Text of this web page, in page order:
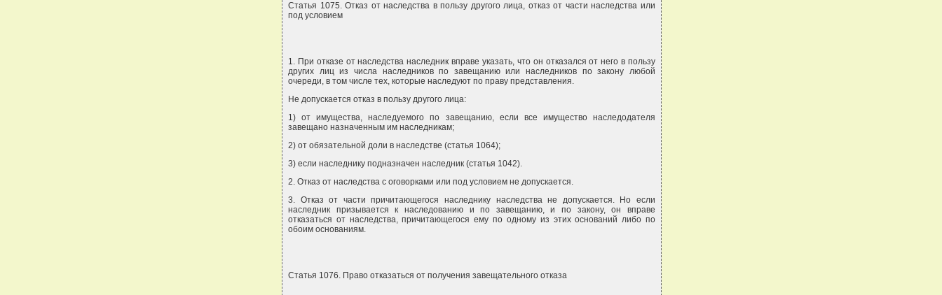
Статья 1075. Отказ от наследства в пользу другого лица, отказ от части наследства или
под условием
1. При отказе от наследства наследник вправе указать, что он отказался от него в пользу
других лиц из числа наследников по завещанию или наследников по закону любой
очереди, в том числе тех, которые наследуют по праву представления.
Не допускается отказ в пользу другого лица:
1) от имущества, наследуемого по завещанию, если все имущество наследодателя
завещано назначенным им наследникам;
2) от обязательной доли в наследстве (статья 1064);
3) если наследнику подназначен наследник (статья 1042).
2. Отказ от наследства с оговорками или под условием не допускается.
3. Отказ от части причитающегося наследнику наследства не допускается. Но если
наследник призывается к наследованию и по завещанию, и по закону, он вправе
отказаться от наследства, причитающегося ему по одному из этих оснований либо по
обоим основаниям.
Статья 1076. Право отказаться от получения завещательного отказа